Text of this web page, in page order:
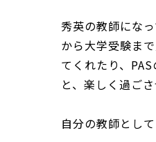
秀英の教師にな
から大学受験ま
てくれたり、
と、楽しく過ご
自分の教師とし